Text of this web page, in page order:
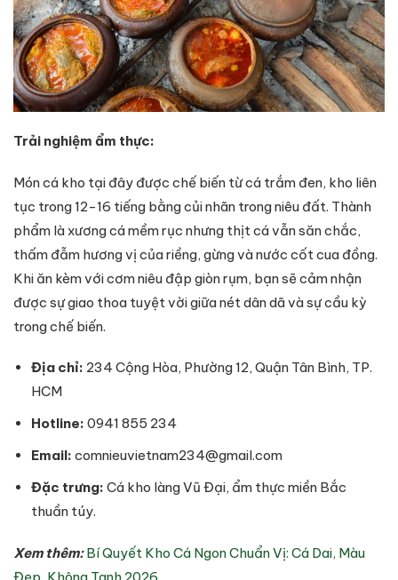
Trải nghiệm ẩm thực:
Món cá kho tại đây được chế biến từ cá trắm đen, kho liên
tục trong 12-16 tiếng bằng củi nhãn trong niêu đất. Thành
phẩm là xương cá mềm rục nhưng thịt cá vẫn săn chắc,
thấm đẫm hương vị của riềng, gừng và nước cốt cua đồng.
Khi ăn kèm với cơm niêu đập giòn rụm, bạn sẽ cảm nhận
được sự giao thoa tuyệt vời giữa nét dân dã và sự cầu kỳ
trong chế biến.
Địa chỉ: 234 Cộng Hòa, Phường 12, Quận Tân Bình, TP.
HCM
Hotline: 0941 855 234
Email: comnieuvietnam234@gmail.com
Đặc trưng: Cá kho làng Vũ Đại, ẩm thực miền Bắc
thuần túy.
Xem thêm: Bí Quyết Kho Cá Ngon Chuẩn Vị: Cá Dai, Màu
Đẹp, Không Tanh 2026